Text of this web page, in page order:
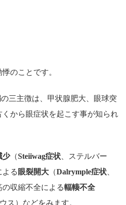
悸のことです。
の三主徴は、甲状腺肥大、眼球突
から眼症状を起こす事が知られ
少（Steiiwag症状 、ステルバー
よる 眼裂開大 （Dalrymple症状
収縮不全による輻輳不全
ス）などをみます。